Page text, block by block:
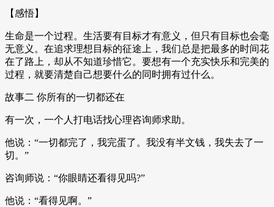
【感悟】
生命是一个过程。生活要有目标才有意义，但只有目标也会毫
无意义。在追求理想目标的征途上，我们总是把最多的时间花
在了路上，却从不知道珍惜它。要想有一个充实快乐和完美的
过程，就要清楚自己想要什么的同时拥有过什么。
故事二 你所有的一切都还在
有一次，一个人打电话找心理咨询师求助。
他说：“一切都完了，我完蛋了。我没有半文钱，我失去了一
切。”
咨询师说：“你眼睛还看得见吗?”
他说：“看得见啊。”